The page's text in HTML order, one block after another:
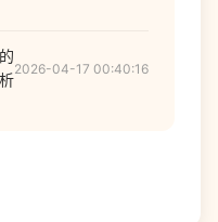
2026-04-17 00:40:16